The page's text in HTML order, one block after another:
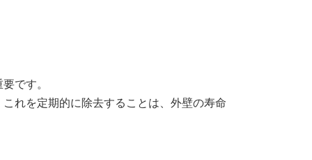
です。
れを定期的に除去することは、外壁の寿命